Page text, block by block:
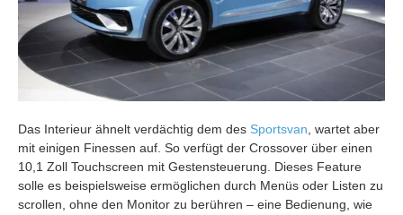
Das Interieur ähnelt verdächtig dem des Sportsvan, wartet aber
mit einigen Finessen auf. So verfügt der Crossover über einen
10,1 Zoll Touchscreen mit Gestensteuerung. Dieses Feature
solle es beispielsweise ermöglichen durch Menüs oder Listen zu
scrollen, ohne den Monitor zu berühren – eine Bedienung, wie